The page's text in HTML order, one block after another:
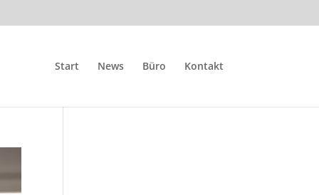
Start News Büro Kontakt